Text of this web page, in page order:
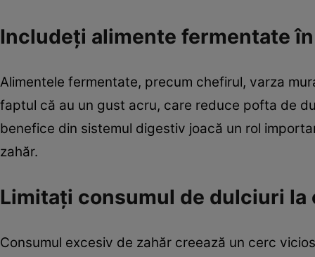
Includeți alimente fermentate
Alimentele fermentate, precum chefirul, varza
faptul că au un gust acru, care reduce pofta de
benefice din sistemul digestiv joacă un rol
zahăr.
Limitați consumul de dulciuri la
Consumul excesiv de zahăr creează un cerc